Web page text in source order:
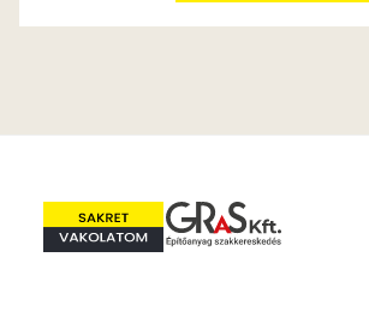
Mandarin E
Mouse-grey E